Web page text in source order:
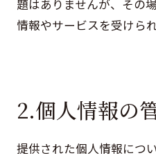
題はありませんが、その
情報やサービスを受けら
2.個人情報の
提供された個人情報につ